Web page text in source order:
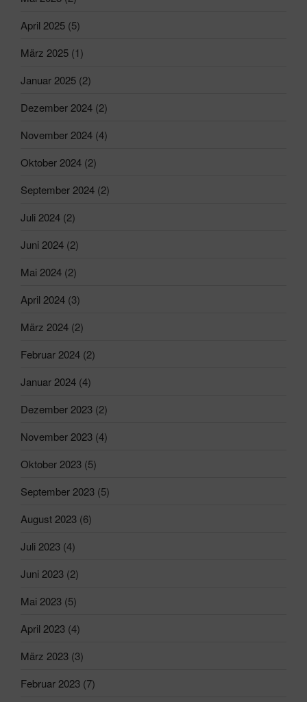
April 2025 (5)
März 2025 (1)
Januar 2025 (2)
Dezember 2024 (2)
November 2024 (4)
Oktober 2024 (2)
September 2024 (2)
Juli 2024 (2)
Juni 2024 (2)
Mai 2024 (2)
April 2024 (3)
März 2024 (2)
Februar 2024 (2)
Januar 2024 (4)
Dezember 2023 (2)
November 2023 (4)
Oktober 2023 (5)
September 2023 (5)
August 2023 (6)
Juli 2023 (4)
Juni 2023 (2)
Mai 2023 (5)
April 2023 (4)
März 2023 (3)
Februar 2023 (7)